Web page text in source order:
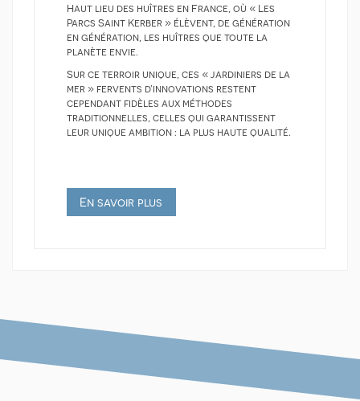
Haut lieu des huîtres en France, où « Les
Parcs Saint Kerber » élèvent, de génération
en génération, les huîtres que toute la
planète envie.
Sur ce terroir unique, ces « jardiniers de la
mer » fervents d’innovations restent
cependant fidèles aux méthodes
traditionnelles, celles qui garantissent
leur unique ambition : la plus haute qualité.
En savoir plus